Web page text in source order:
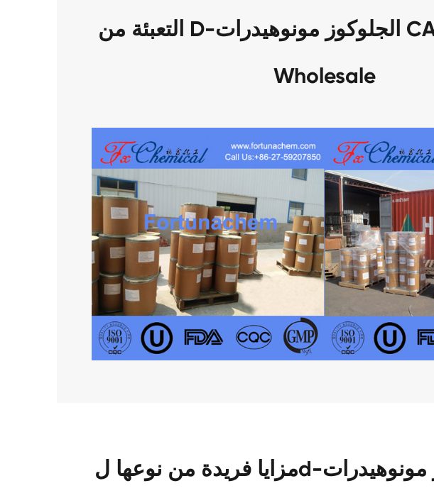
التعبئة من D-الجلوكوز مونوهيدرات CAS 5996-10-1
Wholesale
مزايا فريدة من نوعها لd-الجلوكوز مونوهيدرات CAS